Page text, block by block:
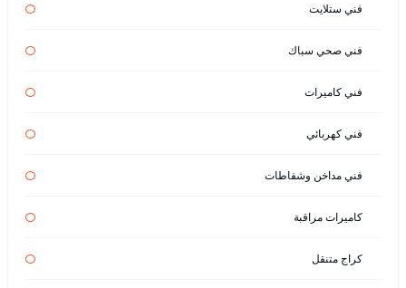
فني ستلايت
فني صحي سباك
فني كاميرات
فني كهربائي
فني مداخن وشفاطات
كاميرات مراقبة
كراج متنقل